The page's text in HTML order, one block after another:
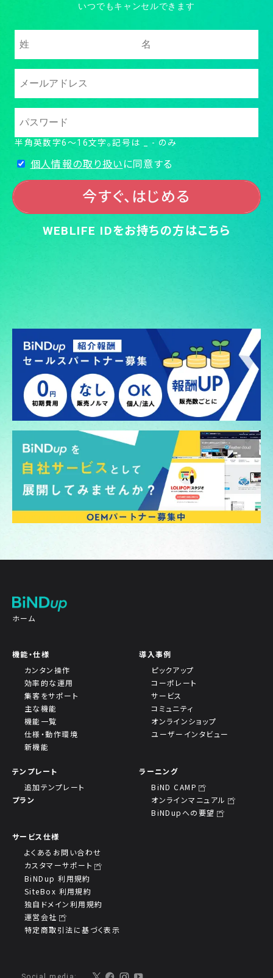
いつでもキャンセルできます
半角英数字6～16文字。記号は _ - のみ
個人情報の取り扱い に同意する
今すぐ、はじめる
WEBLIFE IDをお持ちの方はこちら
ホーム
機能・仕様
カンタン操作
効率的な運用
集客をサポート
主な機能
機能一覧
仕様・動作環境
新機能
導入事例
ピックアップ
コーポレート
サービス
コミュニティ
オンラインショップ
ユーザーインタビュー
テンプレート
追加テンプレート
プラン
ラーニング
BiND CAMP
オンラインマニュアル
BiNDupへの要望
サービス仕様
よくあるお問い合わせ
カスタマーサポート
BiNDup 利用規約
SiteBox 利用規約
独自ドメイン利用規約
運営会社
特定商取引法に基づく表示